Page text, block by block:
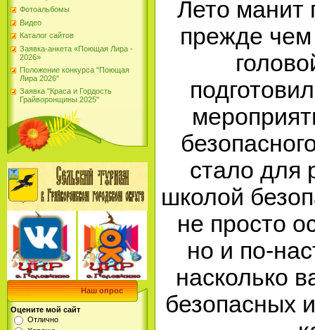
Фотоальбомы
Видео
Каталог сайтов
Заявка-анкета «Поющая Лира -
2026»
Положение конкурса "Поющая
Лира 2026"
Заявка "Краса и Гордость
Грайворонщины 2025"
Наш опрос
Оцените мой сайт
Отлично
Лето манит
прежде чем
стало для
школой
не просто
но и по-
насколько
безопасных